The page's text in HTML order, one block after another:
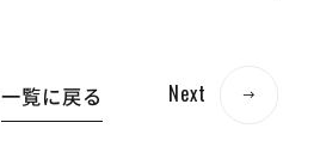
一覧に戻る Next